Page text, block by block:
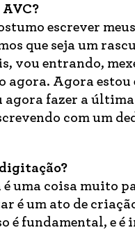
AVC?
escrever
que seja um
vou entrando,
agora. Agora
agora fazer a
com um
é uma coisa muito
é um ato de
é fundamental, e é